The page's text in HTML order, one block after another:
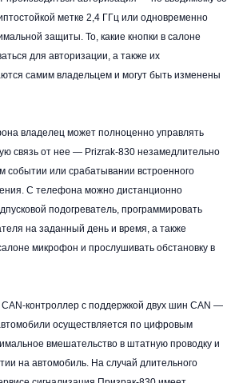
метке 2,4 ГГц или одновременно
защиты. То, какие кнопки в салоне
для авторизации, а также их
самим владельцем и могут быть изменены
владелец может полноценно управлять
связь от нее — Prizrak-830 незамедлительно
событии или срабатывании встроенного
С телефона можно дистанционно
подогреватель, программировать
на заданный день и время, а также
микрофон и прослушивать обстановку в
CAN-контроллер с поддержкой двух шин CAN —
осуществляется по цифровым
вмешательство в штатную проводку и
на автомобиль. На случай длительного